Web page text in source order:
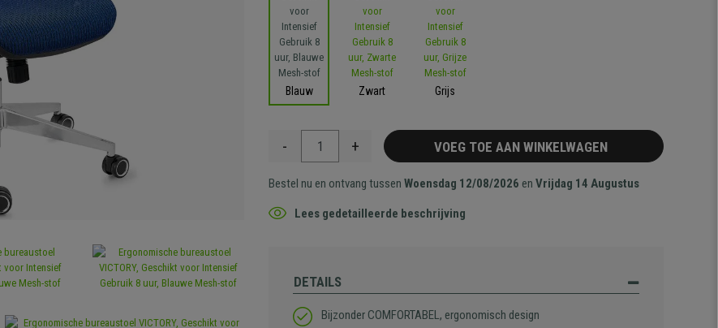
Blauw Zwart Grijs
- + VOEG TOE AAN WINKELWAGEN
Bestel nu en ontvang tussenWoensdag 12/08/2026 enVrijdag 14 Augustus
Lees gedetailleerde beschrijving
DETAILS
Bijzonder COMFORTABEL, ergonomisch design